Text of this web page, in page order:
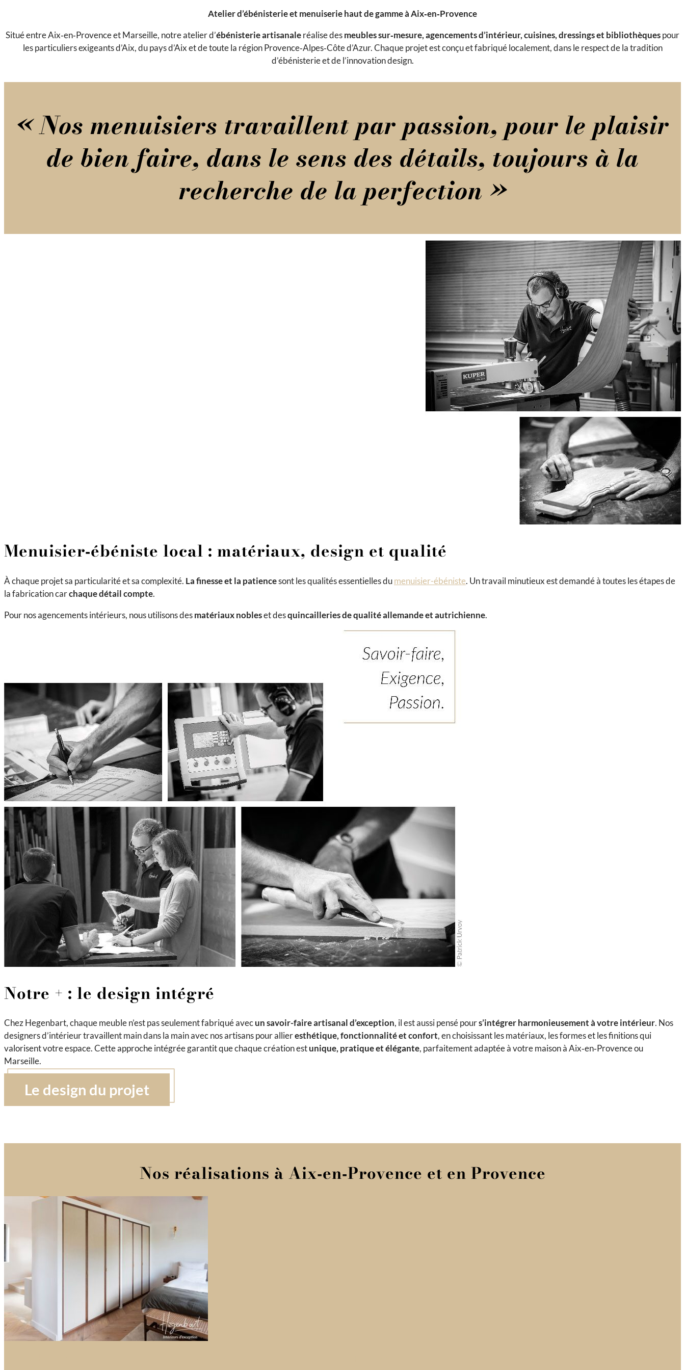
Atelier d’ébénisterie et menuiserie haut de gamme à Aix‑en‑Provence
Situé entre Aix‑en‑Provence et Marseille, notre atelier d’ébénisterie artisanaleréalise desmeubles sur‑mesure, agencements d’intérieur, cuisines, dressings et bibliothèquespour
les particuliers exigeants d’Aix, du pays d’Aix et de toute la région Provence‑Alpes‑Côte d’Azur. Chaque projet est conçu et fabriqué localement, dans le respect de la tradition
d’ébénisterie et de l’innovation design.
« Nos menuisiers travaillent par passion, pour le plaisir
de bien faire, dans le sens des détails, toujours à la
recherche de la perfection »
Menuisier‑ébéniste local : matériaux, design et qualité
À chaque projet sa particularité et sa complexité. La finesse et la patiencesont les qualités essentielles dumenuisier-ébéniste. Un travail minutieux est demandé à toutes les étapes de
la fabrication carchaque détail compte.
Pour nos agencements intérieurs, nous utilisons desmatériaux nobleset desquincailleries de qualité allemande et autrichienne.
Notre + : le design intégré
Chez Hegenbart, chaque meuble n’est pas seulement fabriqué avecun savoir-faire artisanal d’exception, il est aussi pensé pours’intégrer harmonieusement à votre intérieur. Nos
designers d’intérieur travaillent main dans la main avec nos artisans pour allieresthétique, fonctionnalité et confort, en choisissant les matériaux, les formes et les finitions qui
valorisent votre espace. Cette approche intégrée garantit que chaque création estunique, pratique et élégante, parfaitement adaptée à votre maison à Aix‑en‑Provence ou
Marseille.
Le design du projet
Nos réalisations à Aix‑en‑Provence et en Provence